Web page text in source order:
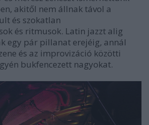
akitől nem állnak távol a
és szokatlan
és ritmusok. Latin jazzt alig
egy pár pillanat erejéig, annál
és az improvizáció közötti
bukfencezett nagyokat.